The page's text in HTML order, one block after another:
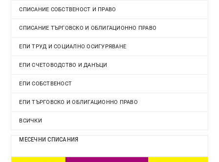
СПИСАНИЕ СОБСТВЕНОСТ И ПРАВО
СПИСАНИЕ ТЪРГОВСКО И ОБЛИГАЦИОННО ПРАВО
ЕПИ ТРУД И СОЦИАЛНО ОСИГУРЯВАНЕ
ЕПИ СЧЕТОВОДСТВО И ДАНЪЦИ
ЕПИ СОБСТВЕНОСТ
ЕПИ ТЪРГОВСКО И ОБЛИГАЦИОННО ПРАВО
ВСИЧКИ
МЕСЕЧНИ СПИСАНИЯ